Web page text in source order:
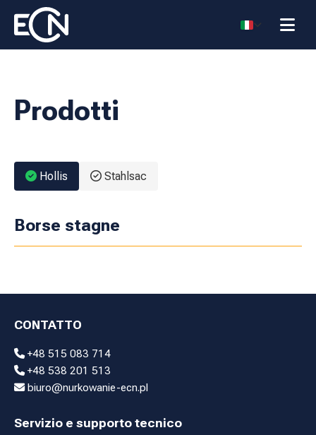
Prodotti
Hollis Stahlsac
Borse stagne
Borsone Duffel
CONTATTO
+48 515 083 714
+48 538 201 513
biuro@nurkowanie-ecn.pl
Servizio e supporto tecnico